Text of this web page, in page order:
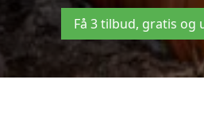
Få 3 tilbud, gratis og